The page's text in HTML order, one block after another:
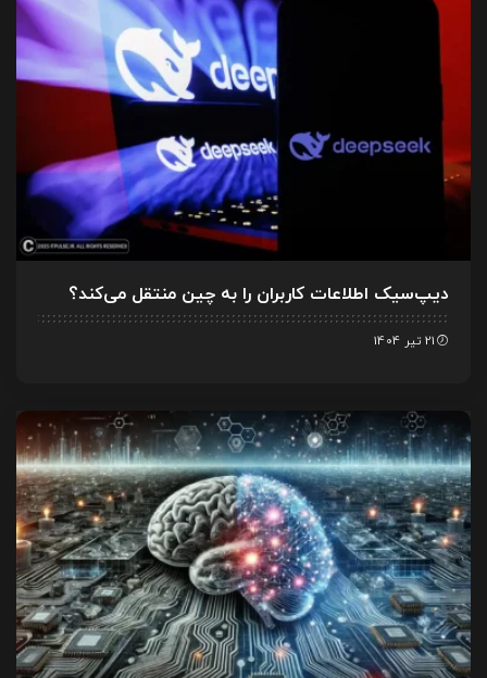
دیپ‌سیک اطلاعات کاربران را به چین منتقل می‌کند؟
21 تیر 1404